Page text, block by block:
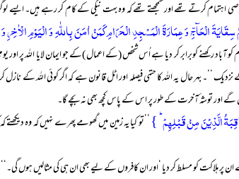
اہتمام کرتے تھے اور سمجھتے تھے کہ وہ بہت نیکی کے کام کر رہے ہیں۔ ایسے
الۡحَآجِّ وَ عِمَارَۃَ الۡمَسۡجِدِ الۡحَرَامِ کَمَنۡ اٰمَنَ بِاللّٰہِ وَ الۡیَوۡمِ الۡاٰخِرِ
کو آباد رکھنے کوبرابر کر دیا ہے اُس شخص (کے اعمال )کے جو ایمان لایا اللہ پر
نزدیک ‘‘۔ بہر حال یہ اللہ کا حتمی فیصلہ اور اٹل قانون ہے کہ اگر کوئی اللہ کے
گے اور توشہ ٔآخرت کے طور پر اس کے پاس کچھ بھی نہ بچے گا۔
الَّذِیۡنَ مِنۡ قَبۡلِہِمۡ ؕ } ’’تو کیا یہ زمین میں گھومے پھرے نہیں کہ وہ دیکھتے
ان پر ہلاکت کو مسلط کر دیا ‘اور ان کافروں کے لیے بھی ان ہی کی مثالیں ہوں گی۔‘‘